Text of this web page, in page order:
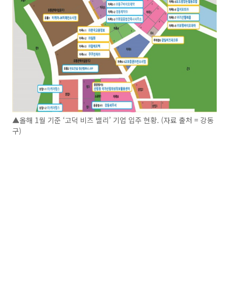
▲올해 1월 기준 ‘고덕 비즈 밸리’ 기업 입주 현황. (자료 출처 = 강동
구)